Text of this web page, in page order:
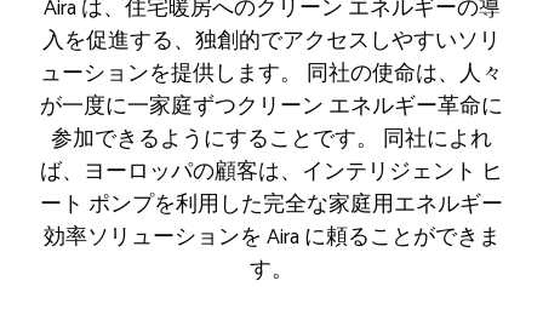
Aira は、住宅暖房へのクリーン エネルギーの導
入を促進する、独創的でアクセスしやすいソリ
ューションを提供します。 同社の使命は、人々
が一度に一家庭ずつクリーン エネルギー革命に
参加できるようにすることです。 同社によれ
ば、ヨーロッパの顧客は、インテリジェント ヒ
ート ポンプを利用した完全な家庭用エネルギー
効率ソリューションを Aira に頼ることができま
す。